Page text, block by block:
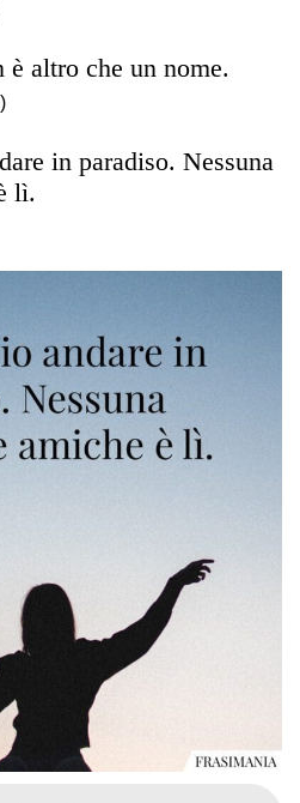
è altro che un nome.
in paradiso. Nessuna
lì.